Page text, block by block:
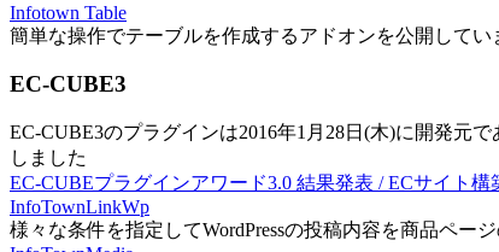
Infotown Table
簡単な操作でテーブルを作成するアドオンを公開してい
EC-CUBE3
EC-CUBE3のプラグインは2016年1月28日(木)に開発元
しました
EC-CUBEプラグインアワード3.0 結果発表 / ECサイト
InfoTownLinkWp
様々な条件を指定してWordPressの投稿内容を商品ペー